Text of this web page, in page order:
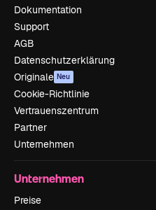
Dokumentation
Support
AGB
Datenschutzerklärung
Originale Neu
Cookie-Richtlinie
Vertrauenszentrum
Partner
Unternehmen
Unternehmen
Preise